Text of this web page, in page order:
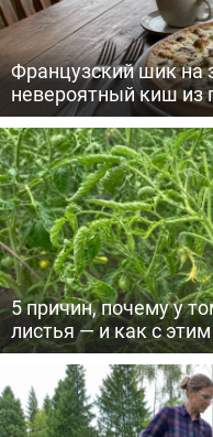
Французский шик на
невероятный киш из
5 причин, почему у
листья — и как с